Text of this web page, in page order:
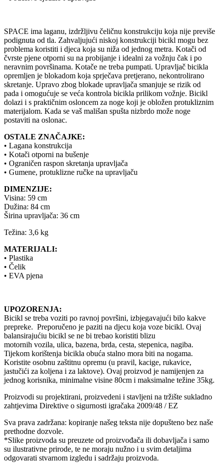
SPACE ima laganu, izdržljivu čeličnu konstrukciju koja nije previše
podignuta od tla. Zahvaljujući niskoj konstrukciji bicikl mogu bez
problema koristiti i djeca koja su niža od jednog metra. Kotači od
čvrste pjene otporni su na probijanje i idealni za vožnju čak i po
neravnim površinama. Kotače ne treba pumpati. Upravljač bicikla
opremljen je blokadom koja sprječava pretjerano, nekontrolirano
skretanje. Upravo zbog blokade upravljača smanjuje se rizik od
pada i omogućuje se veća kontrola bicikla prilikom vožnje. Bicikl
dolazi i s praktičnim osloncem za noge koji je obložen protukliznim
materijalom. Kada se vaš mališan spušta nizbrdo može noge
postaviti na oslonac.
OSTALE ZNAČAJKE:
• Lagana konstrukcija
• Kotači otporni na bušenje
• Ograničen raspon skretanja upravljača
• Gumene, protuklizne ručke na upravljaču
DIMENZIJE:
Visina: 59 cm
Dužina: 84 cm
Širina upravljača: 36 cm
Težina: 3,6 kg
MATERIJALI:
• Plastika
• Čelik
• EVA pjena
UPOZORENJA:
Bicikl se treba voziti po ravnoj površini, izbjegavajući bilo kakve
prepreke. Preporučeno je paziti na djecu koja voze bicikl. Ovaj
balansirajućiu bicikl se ne bi trebao koristiti blizu
motornih vozila, ulica, bazena, brda, cesta, stepenica, nagiba.
Tijekom korištenja bicikla obuća stalno mora biti na nogama.
Koristite osobnu zaštitnu opremu (u pravil, kacige, rukavice,
jastučići za koljena i za laktove). Ovaj proizvod je namijenjen za
jednog korisnika, minimalne visine 80cm i maksimalne težine 35kg.
Proizvodi su projektirani, proizvedeni i stavljeni na tržište sukladno
zahtjevima Direktive o sigurnosti igračaka 2009/48 / EZ
Sva prava zadržana: kopiranje našeg teksta nije dopušteno bez naše
prethodne dozvole.
*Slike proizvoda su preuzete od proizvođača ili dobavljača i samo
su ilustrativne prirode, te ne moraju nužno i u svim detaljima
odgovarati stvarnom izgledu i sadržaju proizvoda.